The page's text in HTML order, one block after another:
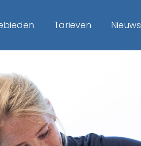
Tarieven Nieuws